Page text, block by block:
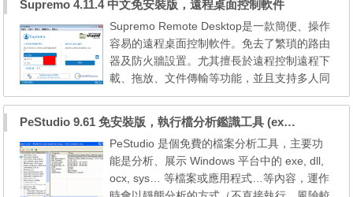
須安裝就能使用。 Skype 的優良功能不勝枚
舉，可協助您與親朋好友和同事保持聯繫，分
享您的想法和見解，以及查找您需要的資訊。
您可以在電腦以及 WiFi 和...
Supremo 4.11.4 中文免安裝版，遠程桌面控制軟件
Supremo Remote Desktop是一款簡便、操作
容易的遠程桌面控制軟件。免去了繁瑣的路由
器及防火牆設置。尤其擅長於遠程控制遠程下
載、拖放、文件傳輸等功能，並且支持多人同
時連接一台電腦。(Supremo還提供了一個窗
口服務模式，讓您無需用戶交互連接，但該服
務對我們來說沒有工作，沒有在兩台機器上，
我們測試上運行。) Supremo Remote Deskto
p官方版還支持文件傳輸和文字聊天，並配有
一個內置的地址簿中，你...
PeStudio 9.61 免安裝版，執行檔分析鑑識工具 (exe, dll, …)
PeStudio 是個免費的檔案分析工具，主要功
能是分析、展示 Windows 平台中的 exe, dll,
ocx, sys… 等檔案或應用程式…等內容，運作